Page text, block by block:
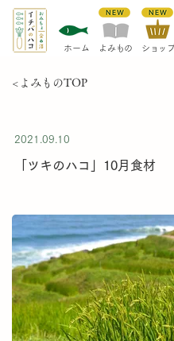
​ホーム ​よみもの ショッ
<よみものTOP
2021.09.10
「ツキのハコ」10月食材